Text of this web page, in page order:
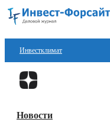
Инвестклимат
Финансы
Блокчейн
Новости